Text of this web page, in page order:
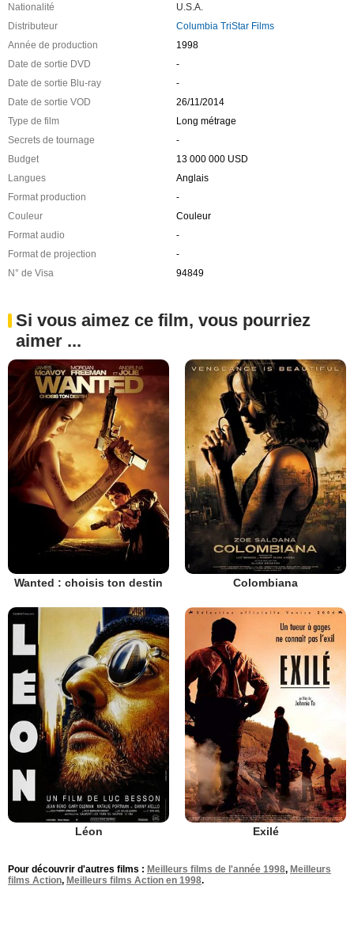
Nationalité
U.S.A.
Distributeur
Columbia TriStar Films
Année de production
1998
Date de sortie DVD
-
Date de sortie Blu-ray
-
Date de sortie VOD
26/11/2014
Type de film
Long métrage
Secrets de tournage
-
Budget
13 000 000 USD
Langues
Anglais
Format production
-
Couleur
Couleur
Format audio
-
Format de projection
-
N° de Visa
94849
Si vous aimez ce film, vous pourriez
aimer ...
Wanted : choisis ton destin Colombiana
Léon Exilé
Pour découvrir d'autres films : Meilleurs films de l'année 1998, Meilleurs
films Action, Meilleurs films Action en 1998.